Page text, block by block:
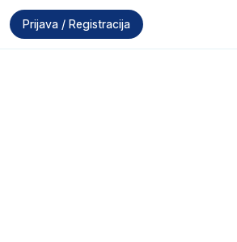
Prijava / Registracija